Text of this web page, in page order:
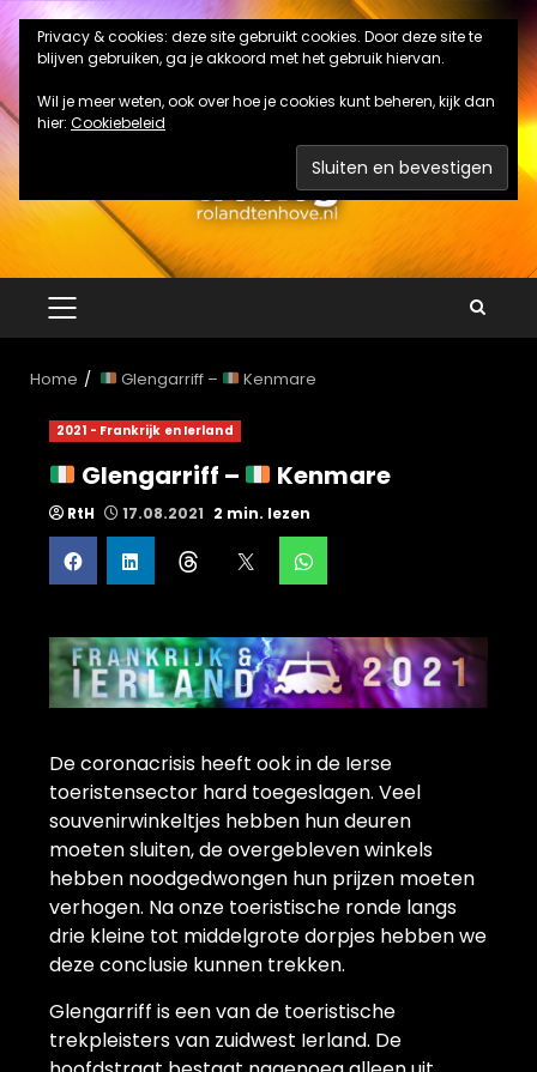
Ga
naar
de
inhoud
PRIMAIR
MENU
Home Glengarriff – Kenmare
2021 - Frankrijk en Ierland
Glengarriff – Kenmare
RtH 17.08.2021 2 min. lezen
De coronacrisis heeft ook in de Ierse
toeristensector hard toegeslagen. Veel
souvenirwinkeltjes hebben hun deuren
moeten sluiten, de overgebleven winkels
hebben noodgedwongen hun prijzen moeten
verhogen. Na onze toeristische ronde langs
drie kleine tot middelgrote dorpjes hebben we
deze conclusie kunnen trekken.
Glengarriff is een van de toeristische
trekpleisters van zuidwest Ierland. De
Privacy & cookies: deze site gebruikt cookies. Door deze site te
blijven gebruiken, ga je akkoord met het gebruik hiervan.
Wil je meer weten, ook over hoe je cookies kunt beheren, kijk dan
hier: Cookiebeleid